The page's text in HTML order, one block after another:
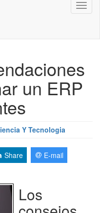
un ERP
Y Tecnologia
Share E-mail
Los